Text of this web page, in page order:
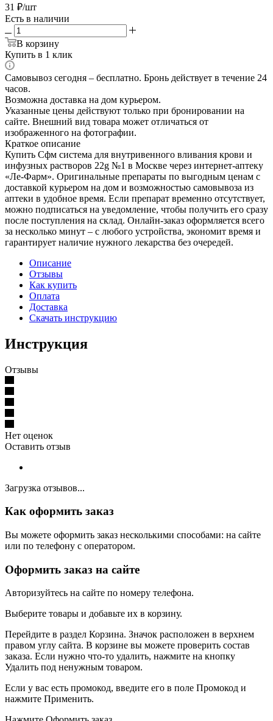
31 ₽/шт
Есть в наличии
В корзину
Купить в 1 клик
Самовывоз сегодня – бесплатно. Бронь действует в течение 24
часов.
Возможна доставка на дом курьером.
Указанные цены действуют только при бронировании на
сайте. Внешний вид товара может отличаться от
изображенного на фотографии.
Краткое описание
Купить Сфм система для внутривенного вливания крови и
инфузных растворов 22g №1 в Москве через интернет-аптеку
«Ле-Фарм». Оригинальные препараты по выгодным ценам с
доставкой курьером на дом и возможностью самовывоза из
аптеки в удобное время. Если препарат временно отсутствует,
можно подписаться на уведомление, чтобы получить его сразу
после поступления на склад. Онлайн-заказ оформляется всего
за несколько минут – с любого устройства, экономит время и
гарантирует наличие нужного лекарства без очередей.
Описание
Отзывы
Как купить
Оплата
Доставка
Скачать инструкцию
Инструкция
Отзывы
Нет оценок
Оставить отзыв
Загрузка отзывов...
Как оформить заказ
Вы можете оформить заказ несколькими способами: на сайте
или по телефону с оператором.
Оформить заказ на сайте
Авторизуйтесь на сайте по номеру телефона.
Выберите товары и добавьте их в корзину.
Перейдите в раздел Корзина. Значок расположен в верхнем
правом углу сайта. В корзине вы можете проверить состав
заказа. Если нужно что-то удалить, нажмите на кнопку
Удалить под ненужным товаром.
Если у вас есть промокод, введите его в поле Промокод и
нажмите Применить.